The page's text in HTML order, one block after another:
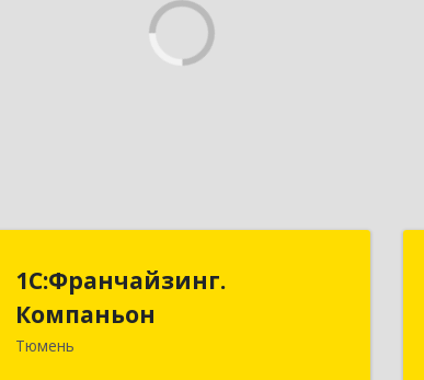
1С:Франчайзинг.
Компаньон
Тюмень
1С:Франчайзинг.
Компаньон
625049, Тюменская обл, Тюмень г,